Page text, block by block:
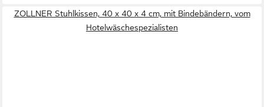
ZOLLNER Stuhlkissen, 40 x 40 x 4 cm, mit Bindebändern, vom
Hotelwäschespezialisten